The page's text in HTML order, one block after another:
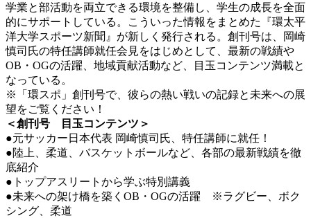
学業と部活動を両立できる環境を整備し、学生の成長を全面
的にサポートしている。こういった情報をまとめた『環太平
洋大学スポーツ新聞』が新しく発行される。創刊号は、岡崎
慎司氏の特任講師就任会見をはじめとして、最新の戦績や
OB・OGの活躍、地域貢献活動など、目玉コンテンツ満載と
なっている。
※「環スポ」創刊号で、彼らの熱い戦いの記録と未来への展
望をご覧ください！
＜創刊号 目玉コンテンツ＞
●元サッカー日本代表 岡崎慎司氏、特任講師に就任！
●陸上、柔道、バスケットボールなど、各部の最新戦績を徹
底紹介
● トップアスリートから学ぶ特別講義
●未来への架け橋を築く OB・OGの活躍 ※ラグビー、ボク
シング、柔道